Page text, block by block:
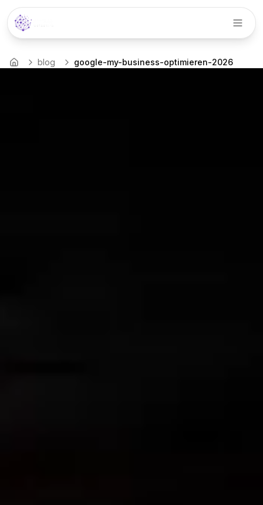
Startseiteblog google-my-business-optimieren-2026